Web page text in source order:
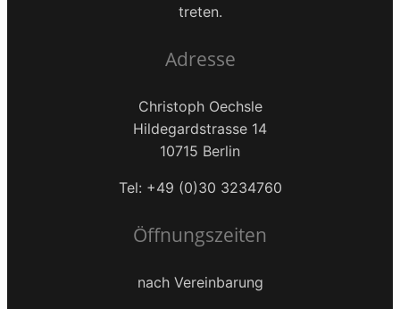
treten.
Adresse
Christoph Oechsle
Hildegardstrasse 14
10715 Berlin
Tel: +49 (0)30 3234760
Öffnungszeiten
nach Vereinbarung